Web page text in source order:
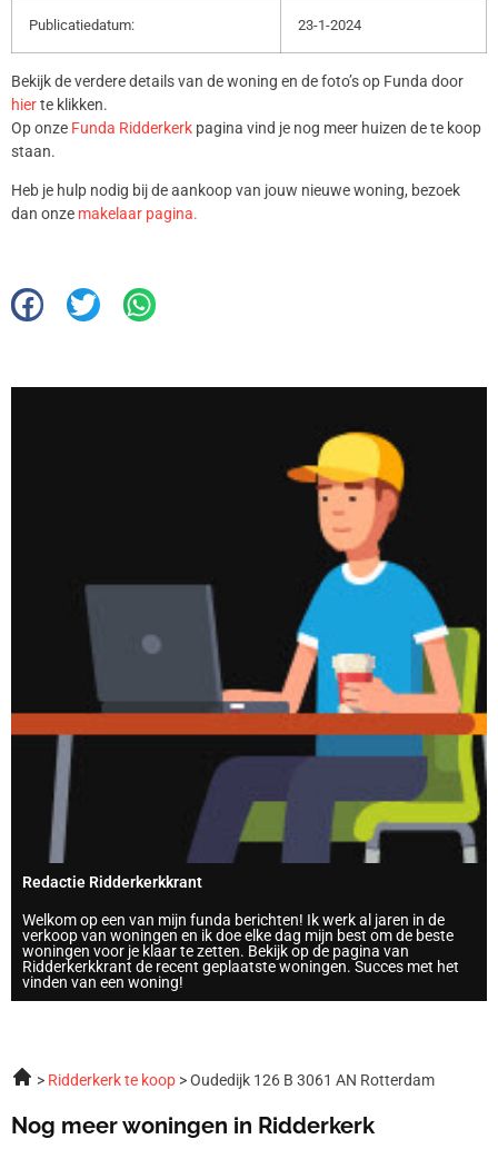
Publicatiedatum: 23-1-2024
Bekijk de verdere details van de woning en de foto’s op Funda door
hierte klikken.
Op onze Funda Ridderkerk pagina vind je nog meer huizen de te koop
staan.
Heb je hulp nodig bij de aankoop van jouw nieuwe woning, bezoek
dan onze makelaar pagina.
Redactie Ridderkerkkrant
Welkom op een van mijn funda berichten! Ik werk al jaren in de
verkoop van woningen en ik doe elke dag mijn best om de beste
woningen voor je klaar te zetten. Bekijk op de pagina van
Ridderkerkkrant de recent geplaatste woningen. Succes met het
vinden van een woning!
Ridderkerk te koop Oudedijk 126 B 3061 AN Rotterdam
Nog meer woningen in Ridderkerk